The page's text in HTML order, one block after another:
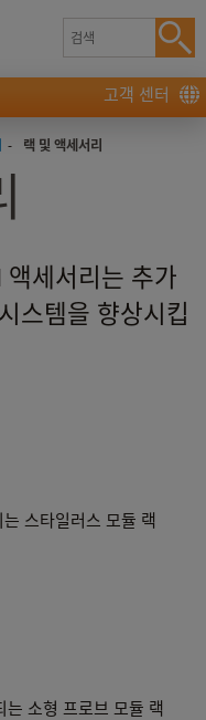
고객 센터
- 랙 및 액세서리
세서리는 추가
스템을 향상시킵
스타일러스 모듈 랙
소형 프로브 모듈 랙